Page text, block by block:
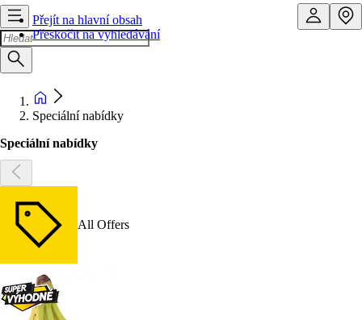
Přejít na hlavní obsah
Přeskočit na vyhledávání
Speciální nabídky
Speciální nabídky
All Offers